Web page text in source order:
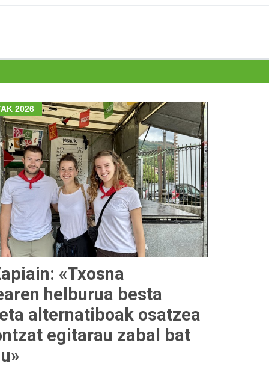
2026
«Txosna
helburua besta
alternatiboak osatzea
egitarau zabal bat